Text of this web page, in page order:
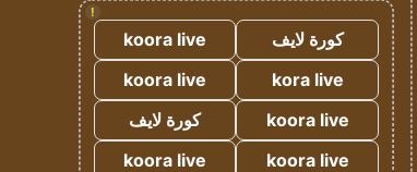
!
كورة لايف
koora live
kora live
koora live
koora live
كورة لايف
koora live
koora live